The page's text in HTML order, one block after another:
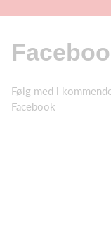
Følg med i
Facebook